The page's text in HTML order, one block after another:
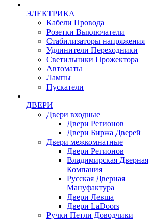
ЭЛЕКТРИКА
Кабели Провода
Розетки Выключатели
Стабилизаторы напряжения
Удлинители Переходники
Светильники Прожектора
Автоматы
Лампы
Пускатели
ДВЕРИ
Двери входные
Двери Регионов
Двери Биржа Дверей
Двери межкомнатные
Двери Регионов
Владимирская Дверная
Компания
Русская Дверная
Мануфактура
Двери Левша
Двери LaDoors
Ручки Петли Доводчики